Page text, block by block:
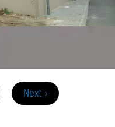
Next ›